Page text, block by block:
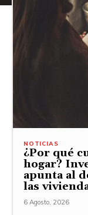
NOTICIAS
¿Por qué
hogar?
apunta al
las
6 Agosto, 2026